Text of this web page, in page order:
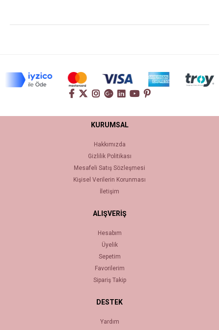
KURUMSAL
Hakkımızda
Gizlilik Politikası
Mesafeli Satış Sözleşmesi
Kişisel Verilerin Korunması
İletişim
ALIŞVERİŞ
Hesabım
Üyelik
Sepetim
Favorilerim
Sipariş Takip
DESTEK
Yardım